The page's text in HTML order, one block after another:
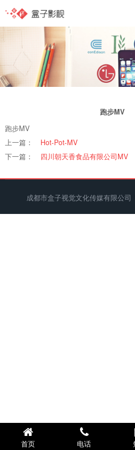
跑步MV
跑步MV
上一篇：
Hot-Pot-MV
下一篇：
四川朝天香食品有限公司MV
成都市盒子视觉文化传媒有限公
首页 电话